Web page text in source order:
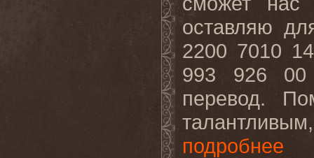
оставляю
2200 7010
993 926 00
перевод.
подробнее